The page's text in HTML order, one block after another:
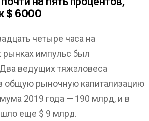
$ 6000
четыре часа на
рынках импульс был
ведущих тяжеловеса
общую рыночную капитализацию
2019 года — 190 млрд, и в
еще $ 9 млрд.